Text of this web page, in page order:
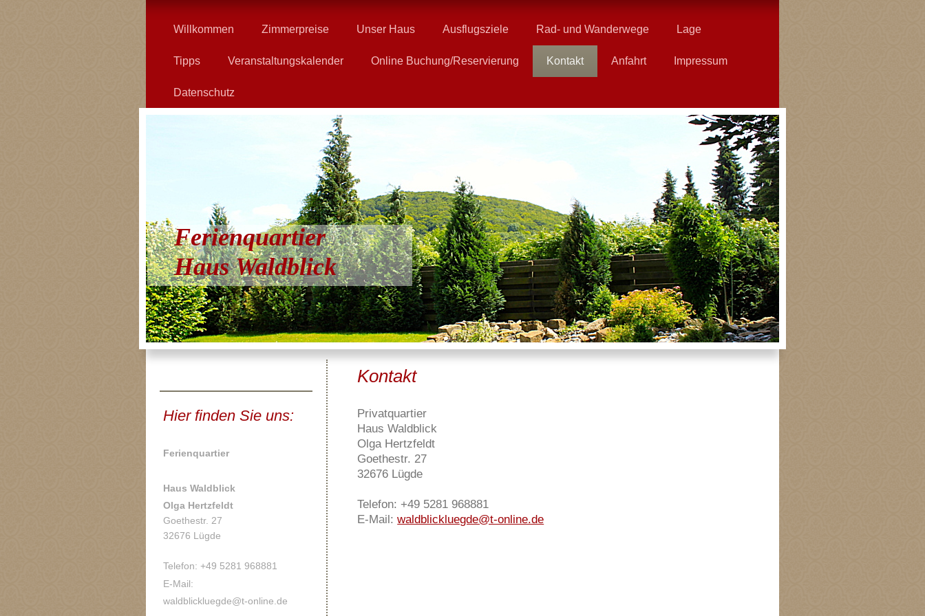
Willkommen Zimmerpreise Unser Haus Ausflugsziele Rad- und Wanderwege Lage
Tipps Veranstaltungskalender Online Buchung/Reservierung Kontakt Anfahrt Impressum
Datenschutz
Ferienquartier
Haus Waldblick
Kontakt
Privatquartier
Haus Waldblick
Olga Hertzfeldt
Goethestr. 27
32676 Lügde
Telefon: +49 5281 968881
E-Mail:waldblickluegde@t-online.de
Hier finden Sie uns:
Ferienquartier
Haus Waldblick
Olga Hertzfeldt
Goethestr. 27
32676 Lügde
Telefon: +49 5281 968881
E-Mail:
waldblickluegde@t-online.de